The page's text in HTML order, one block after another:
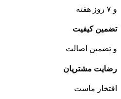
و ۷ روز هفته
تضمین کیفیت
و تضمین اصالت
رضایت مشتریان
افتخار ماست